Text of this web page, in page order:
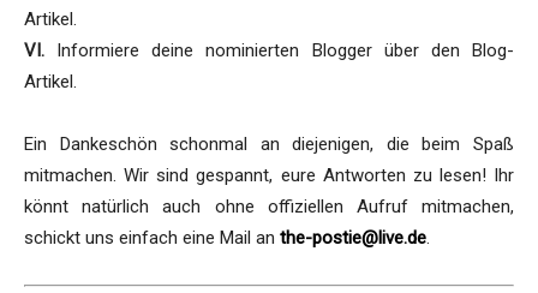
Artikel.
VI. Informiere deine nominierten Blogger über den Blog-
Artikel.
Ein Dankeschön schonmal an diejenigen, die beim Spaß
mitmachen. Wir sind gespannt, eure Antworten zu lesen! Ihr
könnt natürlich auch ohne offiziellen Aufruf mitmachen,
schickt uns einfach eine Mail an the-postie@live.de